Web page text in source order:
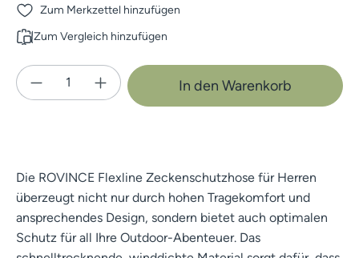
Zum Merkzettel hinzufügen
Zum Vergleich hinzufügen
Produkt Anzahl: Gib den gewünschten
In den Warenkorb
Die ROVINCE Flexline Zeckenschutzhose für Herren
überzeugt nicht nur durch hohen Tragekomfort und
ansprechendes Design, sondern bietet auch optimalen
Schutz für all Ihre Outdoor-Abenteuer. Das